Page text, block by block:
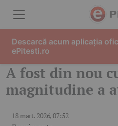
A fost din nou
magnitudine a
18 mart. 2026, 07:52
Descarcă acum aplicația
ePitesti.ro